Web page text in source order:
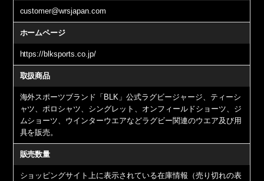
customer@wrsjapan.com
ホームページ
https://blksports.co.jp/
取扱商品
海外スポーツブランド「BLK」公式ラグビージャージ、ティーシ
ャツ、ポロシャツ、シングレット、オンフィールドショーツ、ジ
ムショーツ、ウインターウエアなどラグビー関連のウエア及び用
具を販売。
販売数量
ショッピングサイト上に表示されている在庫情報（売り切れの表